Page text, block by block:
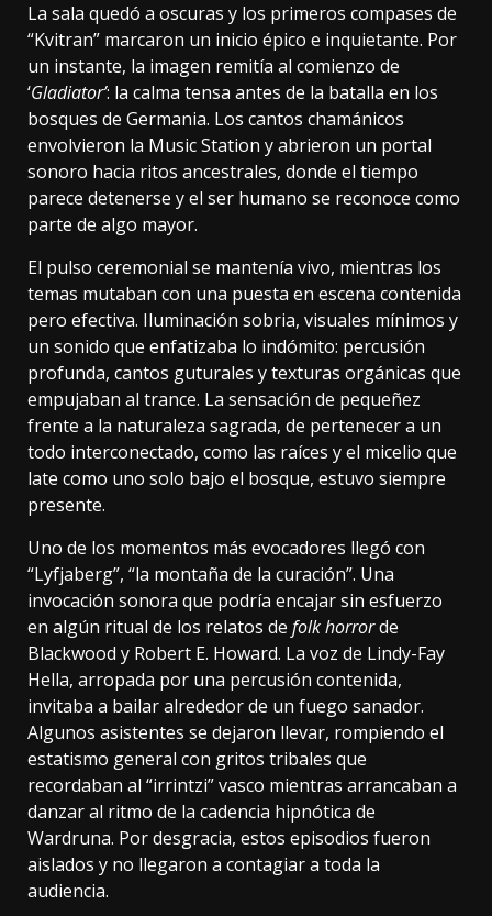
La sala quedó a oscuras y los primeros compases de
“Kvitran” marcaron un inicio épico e inquietante. Por
un instante, la imagen remitía al comienzo de
‘Gladiator’: la calma tensa antes de la batalla en los
bosques de Germania. Los cantos chamánicos
envolvieron la Music Station y abrieron un portal
sonoro hacia ritos ancestrales, donde el tiempo
parece detenerse y el ser humano se reconoce como
parte de algo mayor.
El pulso ceremonial se mantenía vivo, mientras los
temas mutaban con una puesta en escena contenida
pero efectiva. Iluminación sobria, visuales mínimos y
un sonido que enfatizaba lo indómito: percusión
profunda, cantos guturales y texturas orgánicas que
empujaban al trance. La sensación de pequeñez
frente a la naturaleza sagrada, de pertenecer a un
todo interconectado, como las raíces y el micelio que
late como uno solo bajo el bosque, estuvo siempre
presente.
Uno de los momentos más evocadores llegó con
“Lyfjaberg”, “la montaña de la curación”. Una
invocación sonora que podría encajar sin esfuerzo
en algún ritual de los relatos de folk horrorde
Blackwood y Robert E. Howard. La voz de Lindy-Fay
Hella, arropada por una percusión contenida,
invitaba a bailar alrededor de un fuego sanador.
Algunos asistentes se dejaron llevar, rompiendo el
estatismo general con gritos tribales que
recordaban al “irrintzi” vasco mientras arrancaban a
danzar al ritmo de la cadencia hipnótica de
Wardruna. Por desgracia, estos episodios fueron
aislados y no llegaron a contagiar a toda la
audiencia.